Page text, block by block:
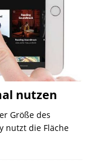
nutzen
Größe des
nutzt die Fläche